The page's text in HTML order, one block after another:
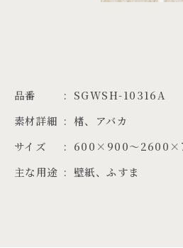
品番
SGWSH-10316A
素材詳細
楮、アバカ
サイズ
600×900～
主な用途
壁紙、ふすま